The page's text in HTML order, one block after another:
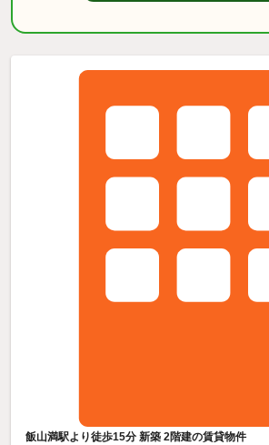
飯山満駅より徒歩15分 新築 2階建の賃貸物件